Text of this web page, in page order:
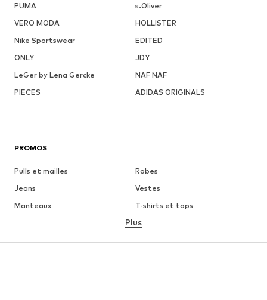
PUMA
s.Oliver
VERO MODA
HOLLISTER
Nike Sportswear
EDITED
ONLY
JDY
LeGer by Lena Gercke
NAF NAF
PIECES
ADIDAS ORIGINALS
PROMOS
Pulls et mailles
Robes
Jeans
Vestes
Manteaux
T-shirts et tops
Lingerie
Jupes
Blouses et tuniques
Plus